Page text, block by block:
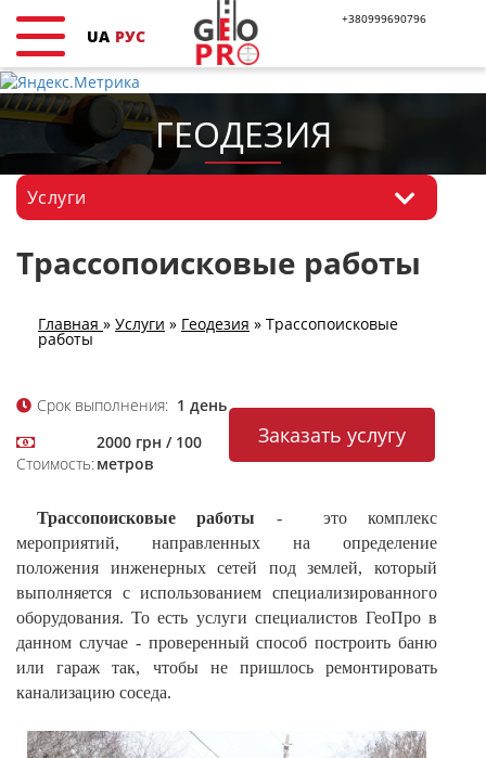
+380999690796
UA РУС
ГЕОДЕЗИЯ
Услуги
Трассопоисковые работы
Главная » Услуги » Геодезия » Трассопоисковые
работы
Срок выполнения: 1 день
Стоимость:
2000 грн / 100
метров
Заказать услугу
Трассопоисковые работы - это комплекс
мероприятий, направленных на определение
положения инженерных сетей под землей, который
выполняется с использованием специализированного
оборудования. То есть услуги специалистов ГеоПро в
данном случае - проверенный способ построить баню
или гараж так, чтобы не пришлось ремонтировать
канализацию соседа.